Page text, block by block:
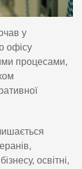
у
офісу
процесами,
освітні,